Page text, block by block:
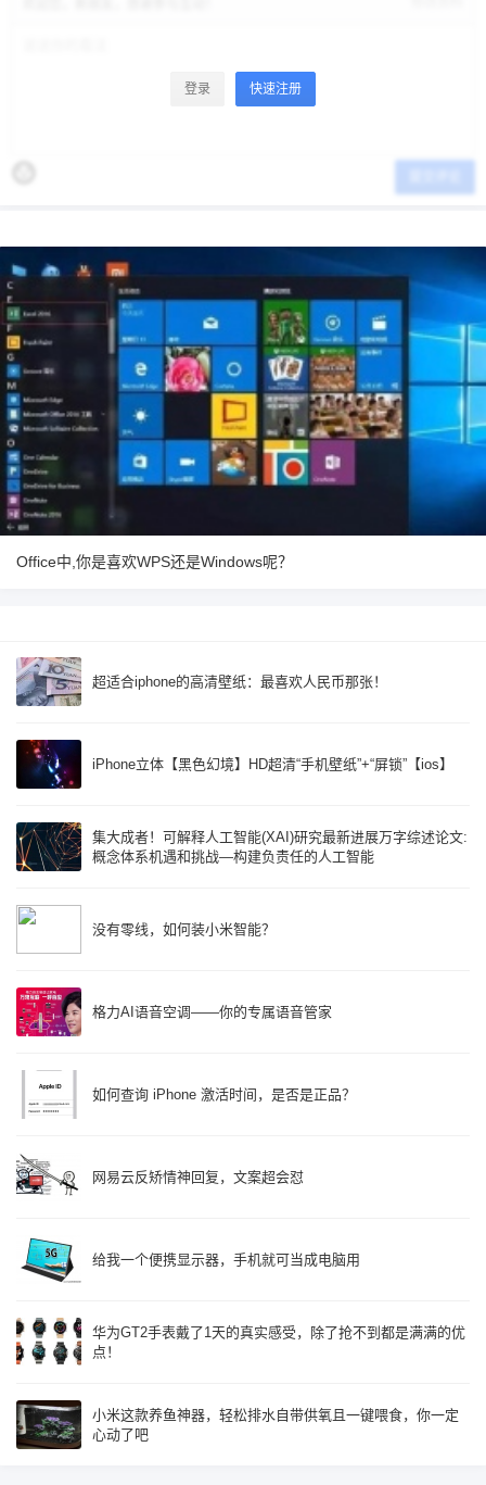
登录 快速注册
Office中,你是喜欢WPS还是Windows呢？
超适合iphone的高清壁纸：最喜欢人民币那张！
iPhone立体【黑色幻境】HD超清“手机壁纸”+“屏锁”【ios】
集大成者！可解释人工智能(XAI)研究最新进展万字综述论文:
概念体系机遇和挑战—构建负责任的人工智能
没有零线，如何装小米智能？
格力AI语音空调——你的专属语音管家
如何查询 iPhone 激活时间，是否是正品？
网易云反矫情神回复，文案超会怼
给我一个便携显示器，手机就可当成电脑用
华为GT2手表戴了1天的真实感受，除了抢不到都是满满的优
点！
小米这款养鱼神器，轻松排水自带供氧且一键喂食，你一定
心动了吧